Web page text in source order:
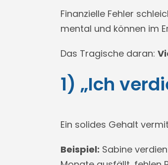
Finanzielle Fehler
mental und können im
Das Tragische daran:
1) „Ich
Ein solides Gehalt
Beispiel: Sabine